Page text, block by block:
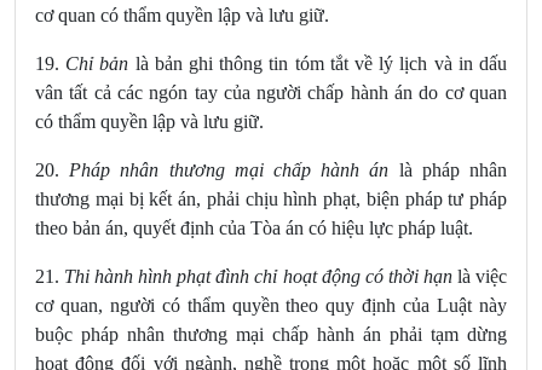
cơ quan có thẩm quyền lập và lưu giữ.
19. Chỉ bản là bản ghi thông tin tóm tắt về lý lịch và in dấu
vân tất cả các ngón tay của người chấp hành án do cơ quan
có thẩm quyền lập và lưu giữ.
20. Pháp nhân thương mại chấp hành án là pháp nhân
thương mại bị kết án, phải chịu hình phạt, biện pháp tư pháp
theo bản án, quyết định của Tòa án có hiệu lực pháp luật.
21. Thi hành hình phạt đình chỉ hoạt động có thời hạnlà việc
cơ quan, người có thẩm quyền theo quy định của Luật này
buộc pháp nhân thương mại chấp hành án phải tạm dừng
hoạt động đối với ngành, nghề trong một hoặc một số lĩnh